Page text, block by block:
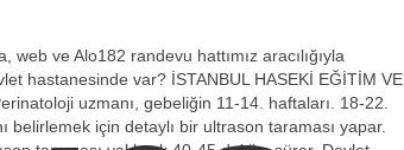
ve Alo182 randevu hattımız aracılığıyla
hastanesinde var? İSTANBUL HASEKİ EĞİTİM VE
uzmanı, gebeliğin 11-14. haftaları. 18-22.
için detaylı bir ultrason taraması yapar.